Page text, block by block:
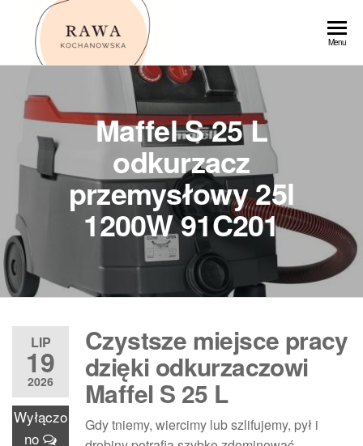
Przejdź
Menu
Maffel S 25 L
odkurzacz
przemysłowy 25l
1200W 91C201
LIP
19
2026
Wyłączo
no
Czystsze miejsce pracy
dzięki odkurzaczowi
Maffel S 25 L
Gdy tniemy, wiercimy lub szlifujemy, pył i